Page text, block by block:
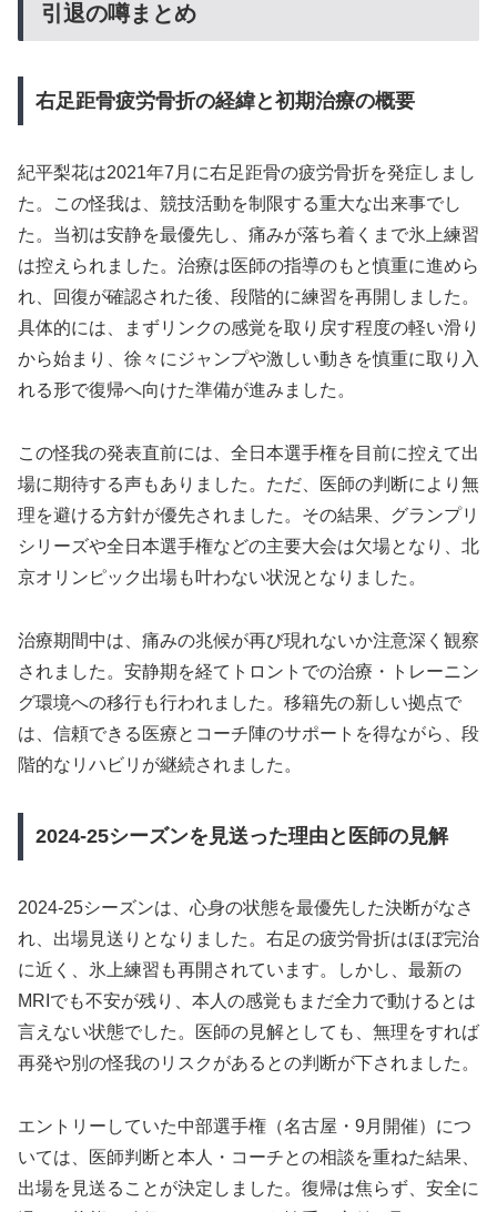
引退の噂まとめ
右足距骨疲労骨折の経緯と初期治療の概要
紀平梨花は2021年7月に右足距骨の疲労骨折を発症しまし
た。この怪我は、競技活動を制限する重大な出来事でし
た。当初は安静を最優先し、痛みが落ち着くまで氷上練習
は控えられました。治療は医師の指導のもと慎重に進めら
れ、回復が確認された後、段階的に練習を再開しました。
具体的には、まずリンクの感覚を取り戻す程度の軽い滑り
から始まり、徐々にジャンプや激しい動きを慎重に取り入
れる形で復帰へ向けた準備が進みました。
この怪我の発表直前には、全日本選手権を目前に控えて出
場に期待する声もありました。ただ、医師の判断により無
理を避ける方針が優先されました。その結果、グランプリ
シリーズや全日本選手権などの主要大会は欠場となり、北
京オリンピック出場も叶わない状況となりました。
治療期間中は、痛みの兆候が再び現れないか注意深く観察
されました。安静期を経てトロントでの治療・トレーニン
グ環境への移行も行われました。移籍先の新しい拠点で
は、信頼できる医療とコーチ陣のサポートを得ながら、段
階的なリハビリが継続されました。
2024-25シーズンを見送った理由と医師の見解
2024-25シーズンは、心身の状態を最優先した決断がなさ
れ、出場見送りとなりました。右足の疲労骨折はほぼ完治
に近く、氷上練習も再開されています。しかし、最新の
MRIでも不安が残り、本人の感覚もまだ全力で動けるとは
言えない状態でした。医師の見解としても、無理をすれば
再発や別の怪我のリスクがあるとの判断が下されました。
エントリーしていた中部選手権（名古屋・9月開催）につ
いては、医師判断と本人・コーチとの相談を重ねた結果、
出場を見送ることが決定しました。復帰は焦らず、安全に